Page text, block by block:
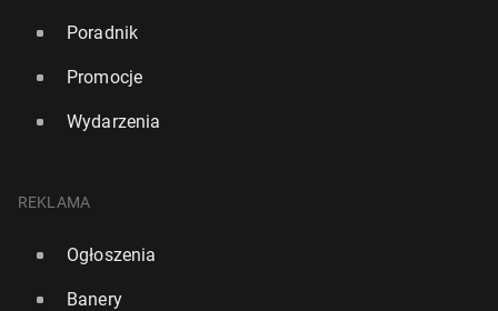
Poradnik
Promocje
Wydarzenia
REKLAMA
Ogłoszenia
Banery